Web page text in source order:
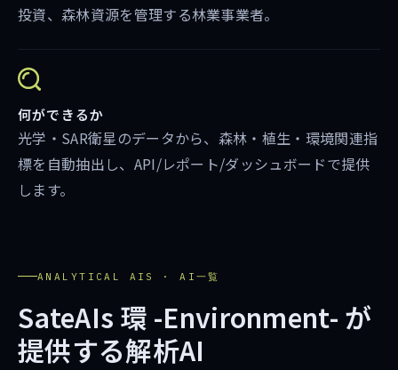
投資、森林資源を管理する林業事業者。
何ができるか
光学・SAR衛星のデータから、森林・植生・環境関連指
標を自動抽出し、API/レポート/ダッシュボードで提供
します。
ANALYTICAL AIS · AI一覧
SateAIs 環 -Environment- が
提供する解析AI